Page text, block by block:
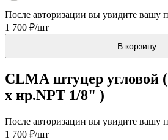
После авторизации вы увидите вашу
1 700 ₽/шт
В корзину
CLMA штуцер угловой
x нр.NPT 1/8" )
После авторизации вы увидите вашу
1 700 ₽/шт